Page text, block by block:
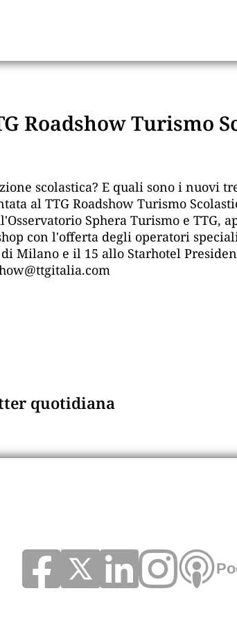
Roadshow Turismo
scolastica? E quali sono i nuovi
al TTG Roadshow Turismo
Sphera Turismo e TTG,
con l'offerta degli operatori
Milano e il 15 allo Starhotel
quotidiana